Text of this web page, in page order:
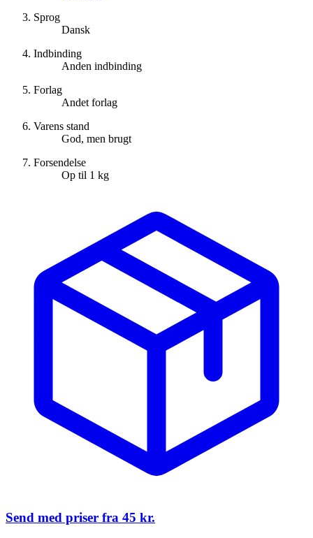
Sprog
Dansk
Indbinding
Anden indbinding
Forlag
Andet forlag
Varens stand
God, men brugt
Forsendelse
Op til 1 kg
Send med priser fra 45 kr.